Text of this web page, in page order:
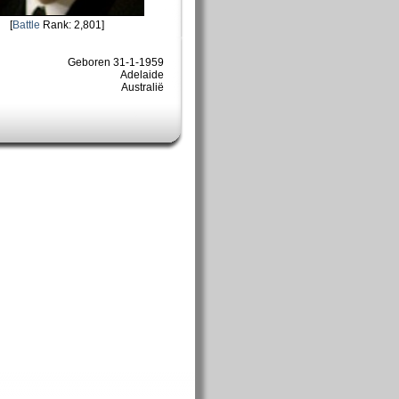
[Battle Rank: 2,801]
Geboren 31-1-1959
Adelaide
Australië